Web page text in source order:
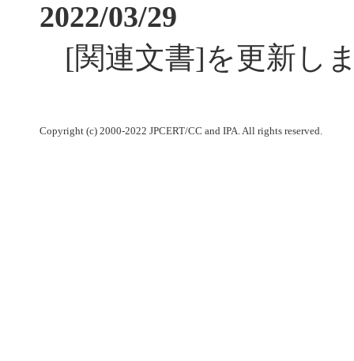
2022/03/29
[関連文書]を更新し
Copyright (c) 2000-2022 JPCERT/CC and IPA. All rights reserved.